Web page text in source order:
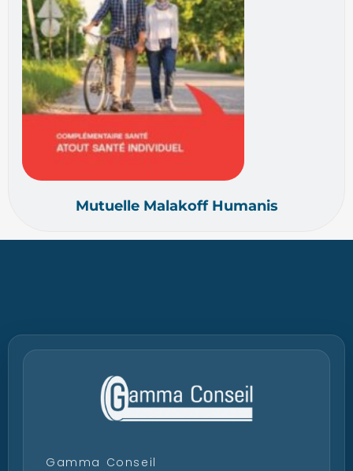
Mutuelle Malakoff Humanis
Gamma Conseil